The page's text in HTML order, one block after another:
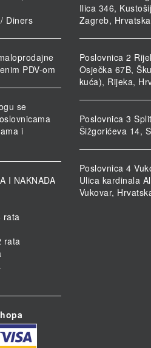
Diners
PDV-om
se
i
I NAKNADA
rata
rata
Ilica 346,
Zagreb, Hrvatska
Poslovnica 2
Osječka 67B,
kuća), Rijeka,
Poslovnica 3 Split
Šižgorićeva 14,
Poslovnica 4
Ulica kardinala
Vukovar,